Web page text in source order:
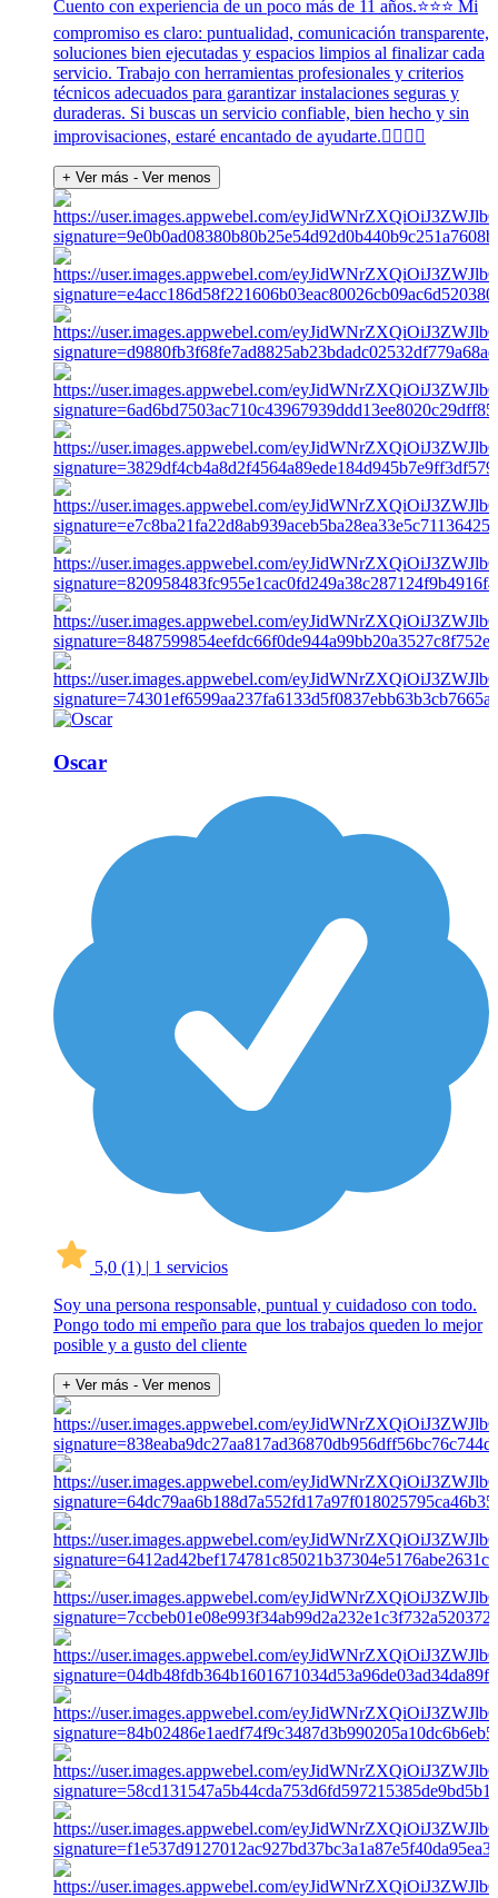
Cuento con experiencia de un poco más de 11 años.⭐️⭐️⭐️ Mi
compromiso es claro: puntualidad, comunicación transparente,
soluciones bien ejecutadas y espacios limpios al finalizar cada
servicio. Trabajo con herramientas profesionales y criterios
técnicos adecuados para garantizar instalaciones seguras y
duraderas. Si buscas un servicio confiable, bien hecho y sin
improvisaciones, estaré encantado de ayudarte.👍🏽🙏🏽
+ Ver más - Ver menos
Oscar
5,0 (1) | 1 servicios
Soy una persona responsable, puntual y cuidadoso con todo.
Pongo todo mi empeño para que los trabajos queden lo mejor
posible y a gusto del cliente
+ Ver más - Ver menos